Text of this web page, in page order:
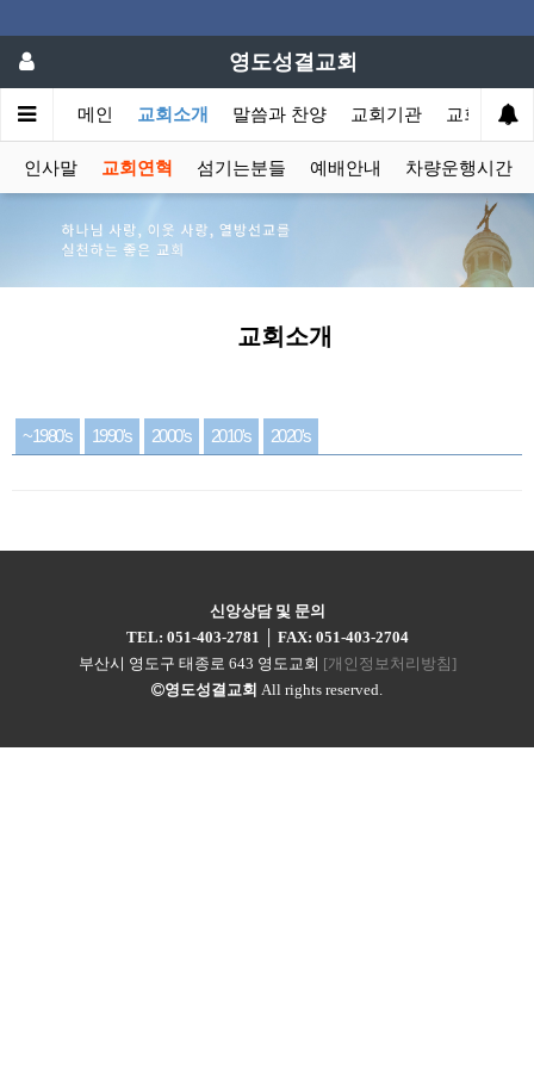
영도성결교회
메인 교회소개 말씀과 찬양 교회기관 교회학교
인사말 교회연혁 섬기는분들 예배안내 차량운행시간
교회소개
~1980 1990 2000 2010 2020
신앙상담 및 문의
TEL: 051-403-2781
FAX: 051-403-2704
부산시 영도구 태종로 643 영도교회 [개인정보처리방침]
영도성결교회 All rights reserved.